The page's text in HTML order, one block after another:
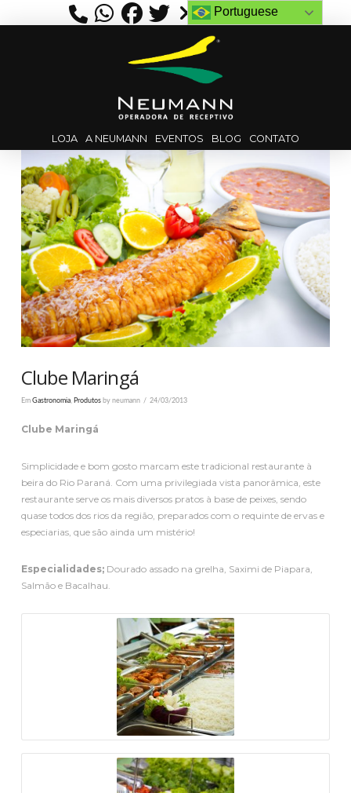
LOJA A NEUMANN EVENTOS BLOG CONTATO
Clube Maringá
Em Gastronomia, Produtosby neumann 24/03/2013
Clube Maringá
Simplicidade e bom gosto marcam este tradicional restaurante à
beira do Rio Paraná. Com uma privilegiada vista panorâmica, este
restaurante serve os mais diversos pratos à base de peixes, sendo
quase todos dos rios da região, preparados com o requinte de ervas e
especiarias, que são ainda um mistério!
Especialidades; Dourado assado na grelha, Saximi de Piapara,
Salmão e Bacalhau.
Portuguese